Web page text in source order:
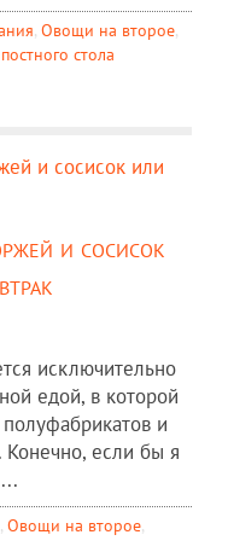
, Овощи на второе,
стола
и сосисок
исключительно
едой, в которой
и
если бы я
, Овощи на второе,